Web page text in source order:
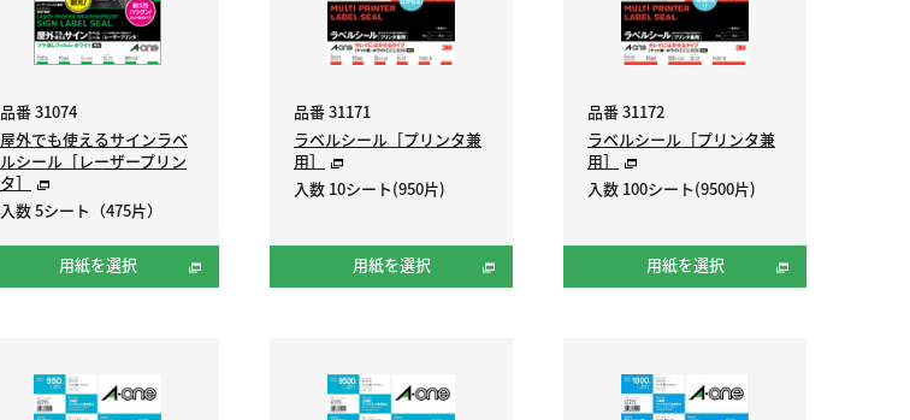
品番 31074
屋外でも使えるサインラベ
ルシール［レーザープリン
タ］
入数 5シート（475片）
用紙を選択
品番 31171
ラベルシール［プリンタ兼
用］
入数 10シート(950片)
用紙を選択
品番 31172
ラベルシール［プリンタ兼
用］
入数 100シート(9500片)
用紙を選択